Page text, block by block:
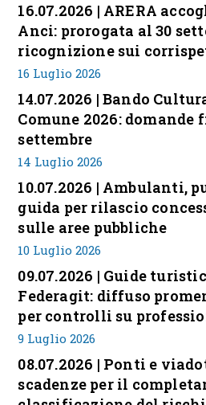
16.07.2026 | ARERA
Anci: prorogata al 30
ricognizione sui
16 Luglio 2026
14.07.2026 | Bando
Comune 2026: domande
settembre
14 Luglio 2026
10.07.2026 | Ambulanti,
guida per rilascio
sulle aree pubbliche
10 Luglio 2026
09.07.2026 | Guide
Federagit: diffuso
per controlli su
9 Luglio 2026
08.07.2026 | Ponti e
scadenze per il